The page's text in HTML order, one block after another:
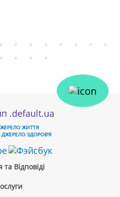
ЖИТТЯ
ДЖЕРЕЛО ЗДОРОВ'Я
Відповіді